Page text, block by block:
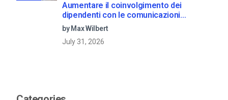
Aumentare il coinvolgimento dei
dipendenti con le comunicazioni
aziendali in live streaming
by Max Wilbert
July 31, 2026